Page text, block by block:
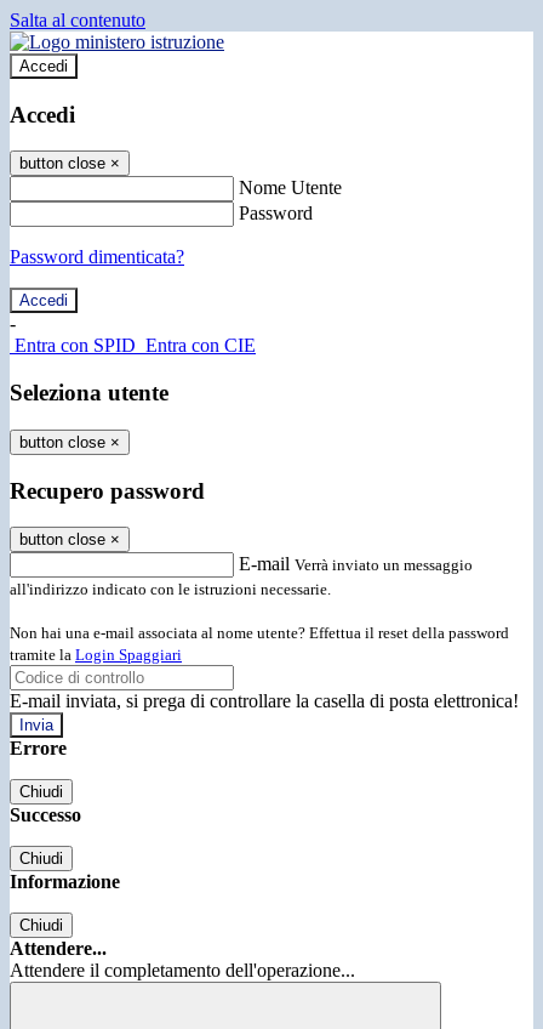
Salta al contenuto
Accedi
Accedi
button close ×
Nome Utente
Password
Password dimenticata?
-
Entra con SPID Entra con CIE
Seleziona utente
button close ×
Recupero password
button close ×
E-mail Verrà inviato un messaggio
all'indirizzo indicato con le istruzioni necessarie.
Non hai una e-mail associata al nome utente? Effettua il reset della password
tramite la Login Spaggiari
E-mail inviata, si prega di controllare la casella di posta elettronica!
Errore
Chiudi
Successo
Chiudi
Informazione
Chiudi
Attendere...
Attendere il completamento dell'operazione...